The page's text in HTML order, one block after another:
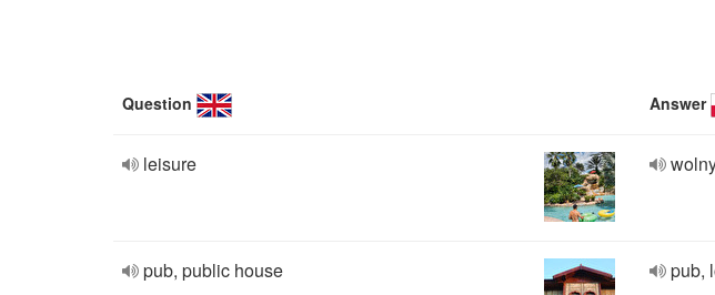
Question Answer
leisure
pub, public house pub,